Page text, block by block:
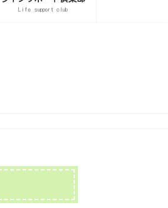
Life support club